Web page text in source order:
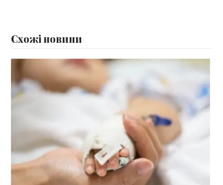
Схожі новини